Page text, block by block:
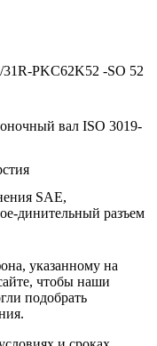
PKC62K52 -SO 52
вал ISO 3019-
SAE,
динительный разъем
указанному на
чтобы наши
подобрать